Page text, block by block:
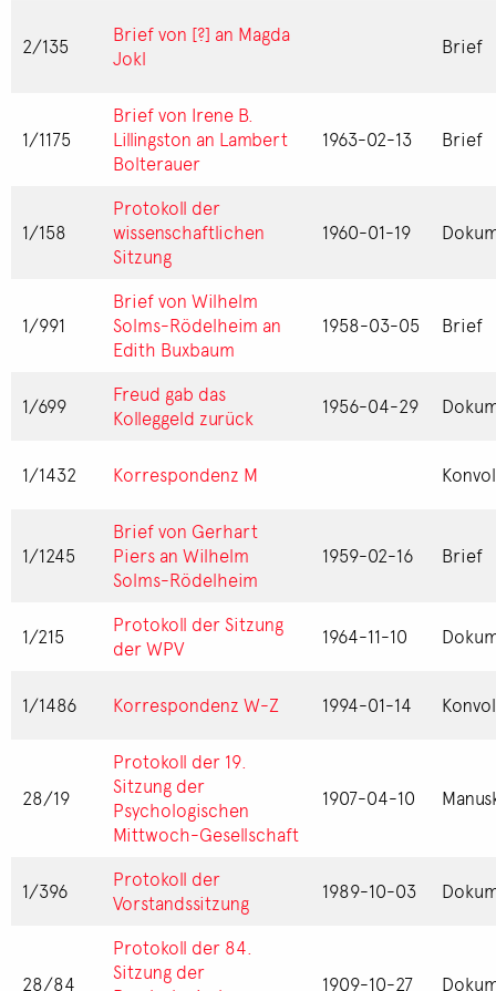
2/135
Brief von [?] an Magda
Jokl
Brief
1/1175
Brief von Irene B.
Lillingston an Lambert
Bolterauer
1963-02-13 Brief
1/158
Protokoll der
wissenschaftlichen
Sitzung
1960-01-19
1/991
Brief von Wilhelm
Solms-Rödelheim an
Edith Buxbaum
1958-03-05 Brief
1/699
Freud gab das
Kolleggeld zurück
1956-04-29
1/1432 Korrespondenz M
1/1245
Brief von Gerhart
Piers an Wilhelm
Solms-Rödelheim
1959-02-16 Brief
1/215
Protokoll der Sitzung
der WPV
1964-11-10
1/1486 Korrespondenz W-Z 1994-01-14
28/19
Protokoll der 19.
Sitzung der
Psychologischen
Mittwoch-Gesellschaft
1907-04-10
1/396
Protokoll der
Vorstandssitzung
1989-10-03
28/84
Protokoll der 84.
Sitzung der
1909-10-27